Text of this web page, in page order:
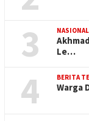
3
NASIONAL
Le…
4 BERITA
Warga